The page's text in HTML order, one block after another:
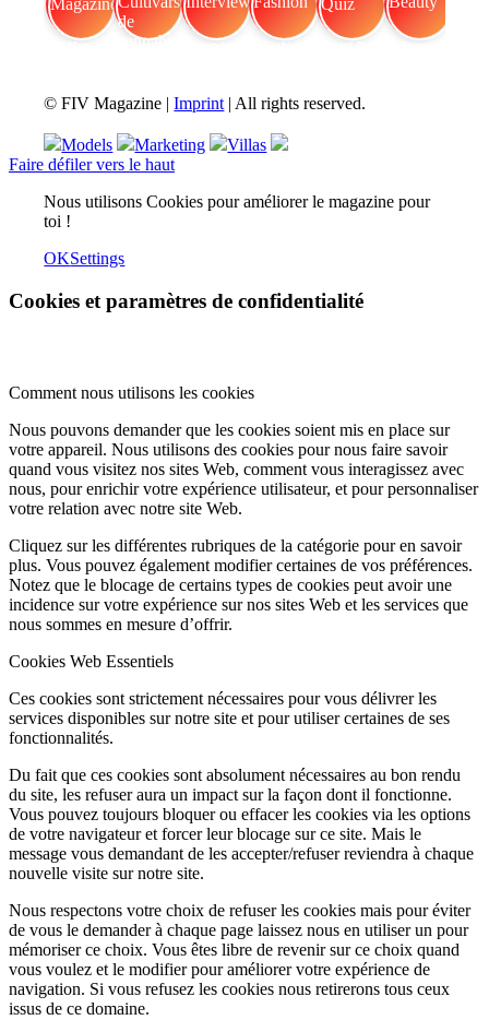
© FIV Magazine |Imprint | All rights reserved.
Models Marketing
Villas
Faire défiler vers le haut
Nous utilisons Cookies pour améliorer le magazine pour
toi !
OKSettings
Cookies et paramètres de confidentialité
Comment nous utilisons les cookies
Nous pouvons demander que les cookies soient mis en place sur
votre appareil. Nous utilisons des cookies pour nous faire savoir
quand vous visitez nos sites Web, comment vous interagissez avec
nous, pour enrichir votre expérience utilisateur, et pour personnaliser
votre relation avec notre site Web.
Cliquez sur les différentes rubriques de la catégorie pour en savoir
plus. Vous pouvez également modifier certaines de vos préférences.
Notez que le blocage de certains types de cookies peut avoir une
incidence sur votre expérience sur nos sites Web et les services que
nous sommes en mesure d’offrir.
Cookies Web Essentiels
Ces cookies sont strictement nécessaires pour vous délivrer les
services disponibles sur notre site et pour utiliser certaines de ses
fonctionnalités.
Du fait que ces cookies sont absolument nécessaires au bon rendu
du site, les refuser aura un impact sur la façon dont il fonctionne.
Vous pouvez toujours bloquer ou effacer les cookies via les options
de votre navigateur et forcer leur blocage sur ce site. Mais le
message vous demandant de les accepter/refuser reviendra à chaque
nouvelle visite sur notre site.
Nous respectons votre choix de refuser les cookies mais pour éviter
de vous le demander à chaque page laissez nous en utiliser un pour
mémoriser ce choix. Vous êtes libre de revenir sur ce choix quand
vous voulez et le modifier pour améliorer votre expérience de
navigation. Si vous refusez les cookies nous retirerons tous ceux
issus de ce domaine.